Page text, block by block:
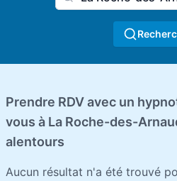
Prendre RDV avec un
vous à La Roche-des-
alentours
Aucun résultat n'a été trouvé